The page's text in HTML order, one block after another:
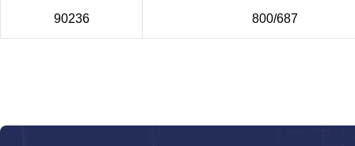
90236 800/687